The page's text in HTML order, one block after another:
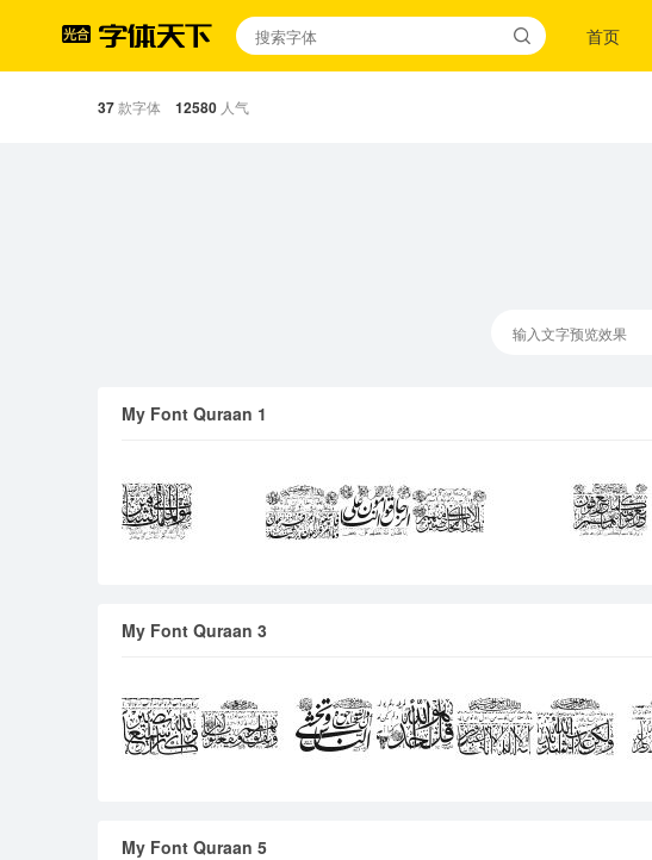
首页
37款字体 12580 人气
My Font Quraan 1
My Font Quraan 3
My Font Quraan 5